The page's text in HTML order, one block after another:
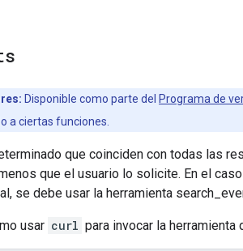
Disponible como parte del Programa de
a ciertas funciones.
que coinciden con todas las
que el usuario lo solicite. En el
se debe usar la herramienta
usar curl para invocar la herramienta